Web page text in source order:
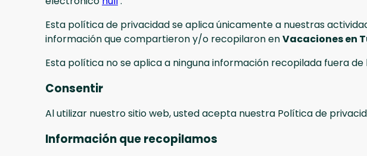
Esta política de privacidad se aplica únicamente a nuestras
información que compartieron y/o recopilaron enVacaciones en
Esta política no se aplica a ninguna información recopilada fuera
Consentir
Al utilizar nuestro sitio web, usted acepta nuestra Política de
Información que recopilamos